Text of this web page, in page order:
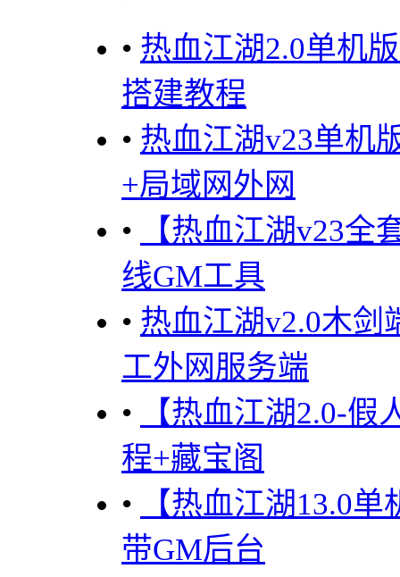
• 热血江湖2.0单机
搭建教程
• 热血江湖v23单机
+局域网外网
•
【热血江湖v23
线GM工具
• 热血江湖v2.0木
工外网服务端
•
【热血江湖2.0-
程+藏宝阁
•
【热血江湖13.0
带GM后台